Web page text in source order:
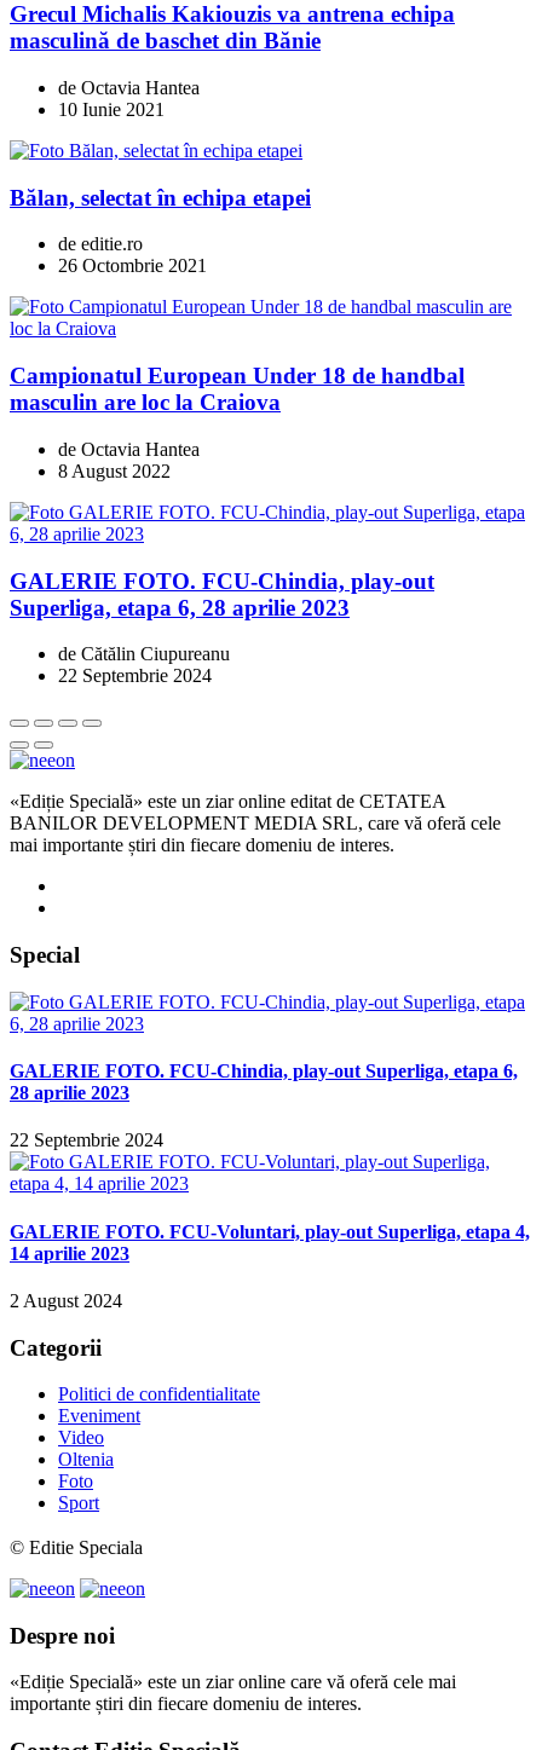
Grecul Michalis Kakiouzis va antrena echipa
masculină de baschet din Bănie
de Octavia Hantea
10 Iunie 2021
Bălan, selectat în echipa etapei
de editie.ro
26 Octombrie 2021
Campionatul European Under 18 de handbal
masculin are loc la Craiova
de Octavia Hantea
8 August 2022
GALERIE FOTO. FCU-Chindia, play-out
Superliga, etapa 6, 28 aprilie 2023
de Cătălin Ciupureanu
22 Septembrie 2024
«Ediție Specială» este un ziar online editat de CETATEA
BANILOR DEVELOPMENT MEDIA SRL, care vă oferă cele
mai importante știri din fiecare domeniu de interes.
Special
GALERIE FOTO. FCU-Chindia, play-out Superliga, etapa 6,
28 aprilie 2023
22 Septembrie 2024
GALERIE FOTO. FCU-Voluntari, play-out Superliga, etapa 4,
14 aprilie 2023
2 August 2024
Categorii
Politici de confidentialitate
Eveniment
Video
Oltenia
Foto
Sport
© Editie Speciala
Despre noi
«Ediție Specială» este un ziar online care vă oferă cele mai
importante știri din fiecare domeniu de interes.